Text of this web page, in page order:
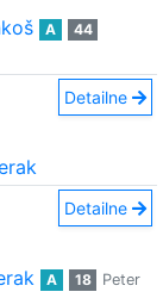
A
44
Detailne
Detailne
A 18
Peter